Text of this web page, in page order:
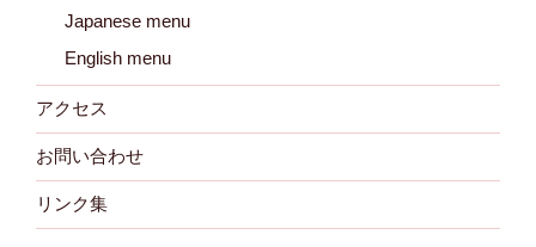
Japanese menu
English menu
アクセス
お問い合わせ
リンク集